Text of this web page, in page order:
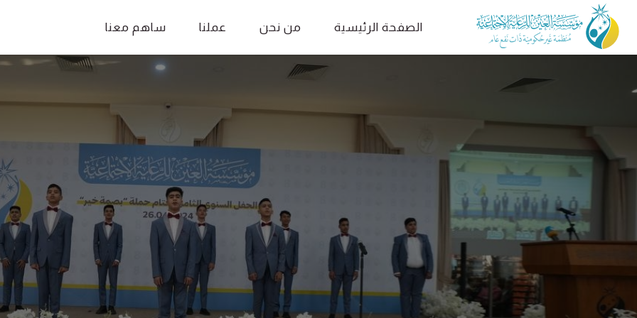
الصفحة الرئيسية من نحن عملنا ساهم معنا